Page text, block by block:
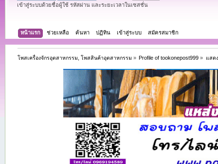
เข้าสู่ระบบด้วยชื่อผู้ใช้ รหัสผ่าน และระยะเวลาในเซสชั่น
หน้าแรก ช่วยเหลือ ค้นหา ปฏิทิน เข้าสู่ระบบ สมัครสมาชิก
โพสเครื่องจักรอุตสาหกรรม, โพสสินค้าอุตสาหกรรม » Profile of tookonepost999 » แสด